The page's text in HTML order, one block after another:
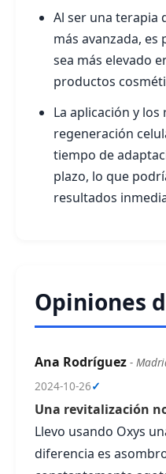
Al ser una terapia
más avanzada,
sea más elevado
productos
La aplicación y
regeneración
tiempo de
plazo, lo que
resultados
Opiniones
Ana Rodríguez -
2024-10-26✓
Una revitalización
Llevo usando Oxys
diferencia es